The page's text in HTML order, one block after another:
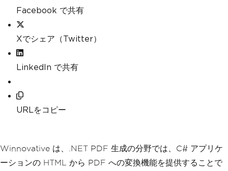
Facebook で共有
Xでシェア（Twitter）
LinkedIn で共有
URLをコピー
Winnovative は、.NET PDF 生成の分野では、C# アプリケ
ーションの HTML から PDF への変換機能を提供することで